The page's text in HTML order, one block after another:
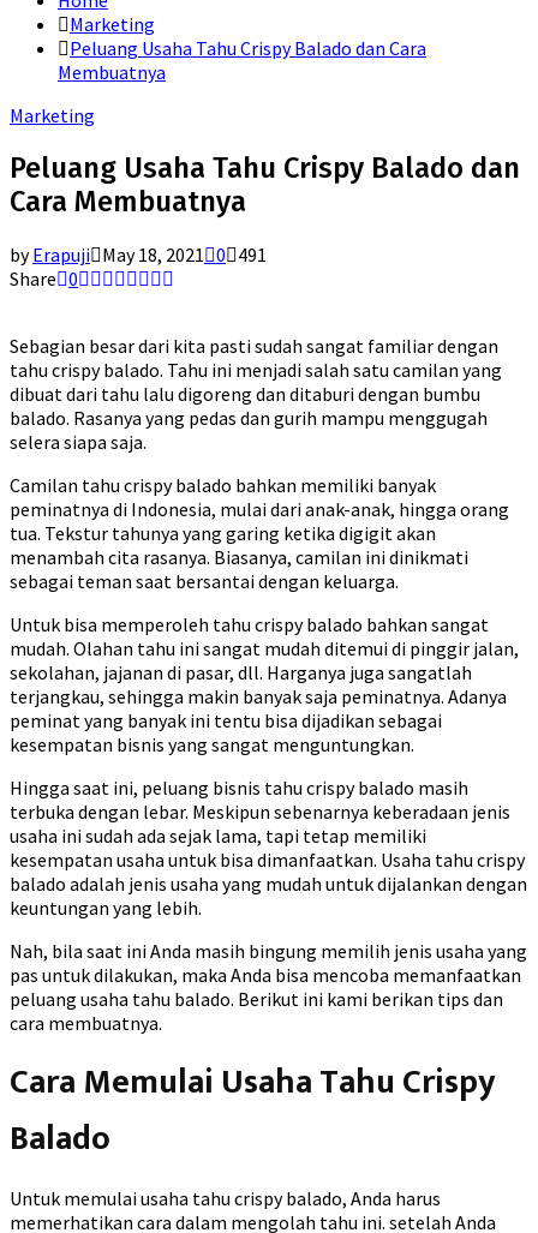
Marketing
Peluang Usaha Tahu Crispy Balado dan Cara
Membuatnya
Marketing
Peluang Usaha Tahu Crispy Balado dan
Cara Membuatnya
byErapuji May 18, 2021 0 491
Share 0
Sebagian besar dari kita pasti sudah sangat familiar dengan
tahu crispy balado. Tahu ini menjadi salah satu camilan yang
dibuat dari tahu lalu digoreng dan ditaburi dengan bumbu
balado. Rasanya yang pedas dan gurih mampu menggugah
selera siapa saja.
Camilan tahu crispy balado bahkan memiliki banyak
peminatnya di Indonesia, mulai dari anak-anak, hingga orang
tua. Tekstur tahunya yang garing ketika digigit akan
menambah cita rasanya. Biasanya, camilan ini dinikmati
sebagai teman saat bersantai dengan keluarga.
Untuk bisa memperoleh tahu crispy balado bahkan sangat
mudah. Olahan tahu ini sangat mudah ditemui di pinggir jalan,
sekolahan, jajanan di pasar, dll. Harganya juga sangatlah
terjangkau, sehingga makin banyak saja peminatnya. Adanya
peminat yang banyak ini tentu bisa dijadikan sebagai
kesempatan bisnis yang sangat menguntungkan.
Hingga saat ini, peluang bisnis tahu crispy balado masih
terbuka dengan lebar. Meskipun sebenarnya keberadaan jenis
usaha ini sudah ada sejak lama, tapi tetap memiliki
kesempatan usaha untuk bisa dimanfaatkan. Usaha tahu crispy
balado adalah jenis usaha yang mudah untuk dijalankan dengan
keuntungan yang lebih.
Nah, bila saat ini Anda masih bingung memilih jenis usaha yang
pas untuk dilakukan, maka Anda bisa mencoba memanfaatkan
peluang usaha tahu balado. Berikut ini kami berikan tips dan
cara membuatnya.
Cara Memulai Usaha Tahu Crispy
Balado
Untuk memulai usaha tahu crispy balado, Anda harus
memerhatikan cara dalam mengolah tahu ini. setelah Anda